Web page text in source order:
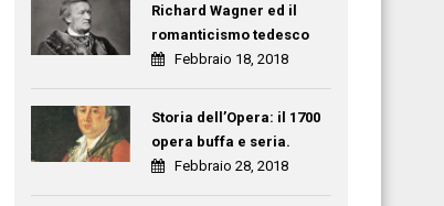
Richard Wagner ed il
romanticismo tedesco
Febbraio 18, 2018
Storia dell’Opera: il 1700
opera buffa e seria.
Febbraio 28, 2018